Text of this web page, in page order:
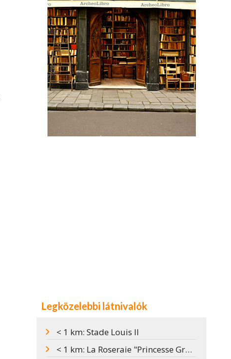
Legközelebbi látnivalók
< 1 km: Stade Louis II
< 1 km: La Roseraie "Princesse Grace"